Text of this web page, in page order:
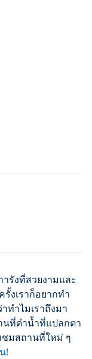
รังที่สวยงามและ
งเราก็อยากทำ
ทำไมเราถึงมา
นที่ดำน้ำที่แปลกตา
ชมสถานที่ใหม่ ๆ
!